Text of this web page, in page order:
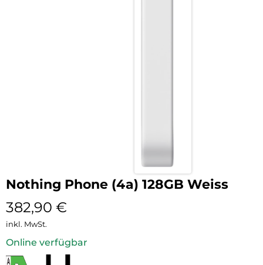
Nothing Phone (4a) 128GB Weiss
382,90 €
inkl. MwSt.
Online verfügbar